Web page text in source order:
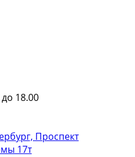
18.00
Проспект
17т